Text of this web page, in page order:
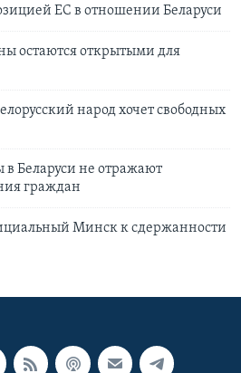
ЕС в отношении Беларуси
остаются открытыми для
народ хочет свободных
в Беларуси не отражают
граждан
Минск к сдержанности